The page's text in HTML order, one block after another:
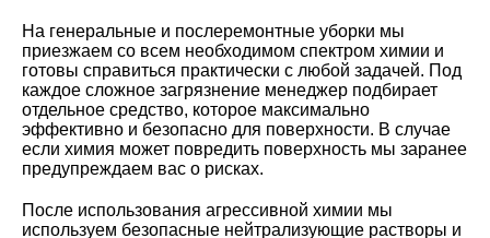
На генеральные и послеремонтные уборки мы
приезжаем со всем необходимом спектром химии и
готовы справиться практически с любой задачей. Под
каждое сложное загрязнение менеджер подбирает
отдельное средство, которое максимально
эффективно и безопасно для поверхности. В случае
если химия может повредить поверхность мы заранее
предупреждаем вас о рисках.
После использования агрессивной химии мы
используем безопасные нейтрализующие растворы и